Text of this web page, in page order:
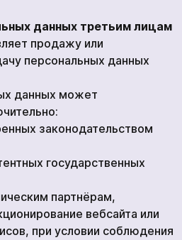
данных третьим лицам
продажу или
персональных данных
данных может
законодательством
государственных
партнёрам,
вебсайта или
при условии соблюдения